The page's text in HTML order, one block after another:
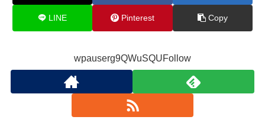
LINE Pinterest Copy
wpauserg9QWuSQUFollow